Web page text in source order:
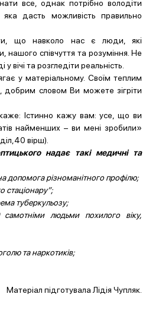
все, однак потрібно володіти
яка дасть можливість правильно
що навколо нас є люди, які
співчуття та розуміння. Не
вічі та розгледіти реальність.
у матеріальному. Своїм теплим
словом Ви можете зігріти
Істинно кажу вам: усе, що ви
найменших – ви мені зробили»
вірш).
надає такі медичні та
допомога різноманітного профілю;
стаціонару”;
туберкульозу;
людьми похилого віку,
та наркотиків;
Матеріал підготувала Лідія Чупляк.